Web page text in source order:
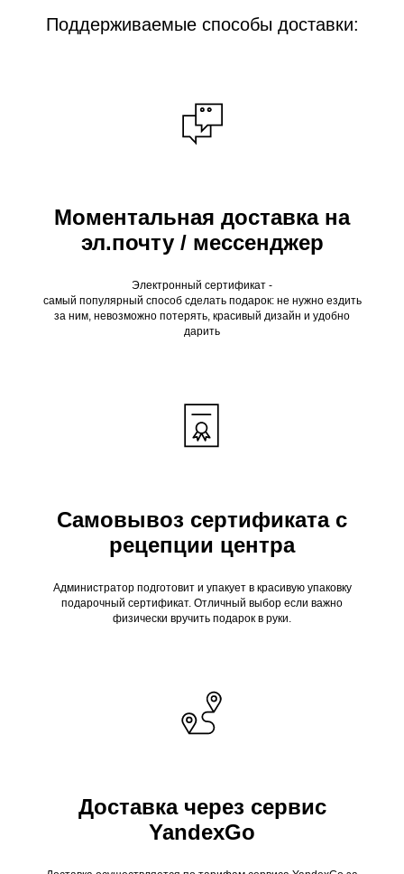
Поддерживаемые способы доставки:
Моментальная доставка на
эл.почту / мессенджер
Электронный сертификат -
самый популярный способ сделать подарок: не нужно ездить
за ним, невозможно потерять, красивый дизайн и удобно
дарить
Самовывоз сертификата с
рецепции центра
Администратор подготовит и упакует в красивую упаковку
подарочный сертификат. Отличный выбор если важно
физически вручить подарок в руки.
Доставка через сервис
YandexGo